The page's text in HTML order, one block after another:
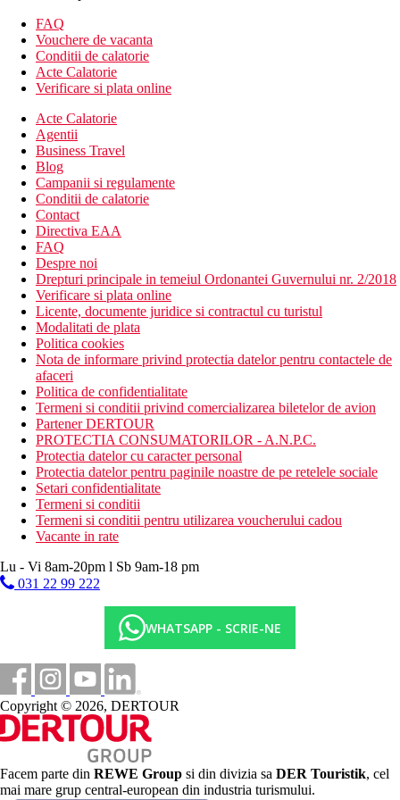
Alte tipuri de camere (daca nu se specifica altfel, camerele
au facilitatile de mai sus):
Camera dubla, Deluxe, Piscina comuna: piscina comuna
Camera dubla, Deluxe, Piscina privata: piscina privata
Camera de familie: inca o camera spatioasa
piscina privata, minibar gratuit aprovizionat la sosire
Suita Deluxe: living si dormitor separate printr-o usa
Suita, Deluxe, piscina privata: living si dormitor separate
prin usa, piscina privata
Descrierea hotelului
Hotelul dispune de:
hol de intrare cu receptie
barul din receptie
9 sali de conferinte
minimarket
restaurantul principal
mai multe restaurante a la carte
piscina interioara
3 piscine exterioare (inclusiv 1 piscina cu o parte separata
cu apa de mare si incalzire)
piscina pentru copii
jacuzzi
terasa pentru plaja
sezlonguri, umbrele si prosoape gratuite
bar langa piscina
mini club
mini discoteca
Descrierea plajei
chiar langa plaja cu pietris (prin drumul de acces)
sezlonguri, umbrele si prosoape gratuite
bar pe plaja
Activitati sportive gratuite
fitness
tenis de masa
biliard
ciclism
muzica/spectacol live
divertisment
FAQ
Vouchere de vacanta
Conditii de calatorie
Acte Calatorie
Verificare si plata online
Acte Calatorie
Agentii
Business Travel
Blog
Campanii si regulamente
Conditii de calatorie
Contact
Directiva EAA
FAQ
Despre noi
Drepturi principale in temeiul Ordonantei Guvernului nr. 2/2018
Verificare si plata online
Licente, documente juridice si contractul cu turistul
Modalitati de plata
Politica cookies
Nota de informare privind protectia datelor pentru contactele de
afaceri
Politica de confidentialitate
Termeni si conditii privind comercializarea biletelor de avion
Partener DERTOUR
PROTECTIA CONSUMATORILOR - A.N.P.C.
Protectia datelor cu caracter personal
Protectia datelor pentru paginile noastre de pe retelele sociale
Setari confidentialitate
Termeni si conditii
Termeni si conditii pentru utilizarea voucherului cadou
Vacante in rate
Lu - Vi 8am-20pm l Sb 9am-18 pm
031 22 99 222
WHATSAPP - SCRIE-NE
Copyright © 2026, DERTOUR
Facem parte din REWE Group si din divizia sa DER Touristik, cel
mai mare grup central-european din industria turismului.